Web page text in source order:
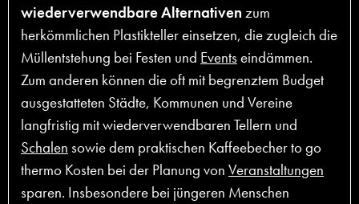
wiederverwendbare Alternativen zum
herkömmlichen Plastikteller einsetzen, die zugleich die
Müllentstehung bei Festen und Eventseindämmen.
Zum anderen können die oft mit begrenztem Budget
ausgestatteten Städte, Kommunen und Vereine
langfristig mit wiederverwendbaren Tellern und
Schalen sowie dem praktischen Kaffeebecher to go
thermo Kosten bei der Planung von Veranstaltungen
sparen. Insbesondere bei jüngeren Menschen